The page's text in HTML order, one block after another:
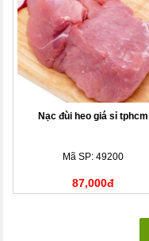
Nạc đùi heo giá sỉ tphcm
Mã SP: 49200
87,000đ